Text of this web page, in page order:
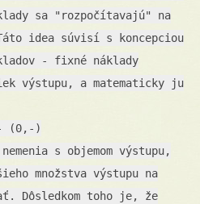
sa "rozpočítavajú" na
idea súvisí s koncepciou
- fixné náklady
výstupu, a matematicky ju
(0,-)
s objemom výstupu,
množstva výstupu na
Dôsledkom toho je, že